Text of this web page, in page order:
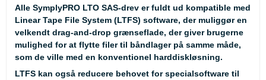
Alle SymplyPRO LTO SAS-drev er fuldt ud kompatible med
Linear Tape File System (LTFS) software, der muliggør en
velkendt drag-and-drop grænseflade, der giver brugerne
mulighed for at flytte filer til båndlager på samme måde,
som de ville med en konventionel harddiskløsning.
LTFS kan også reducere behovet for specialsoftware til